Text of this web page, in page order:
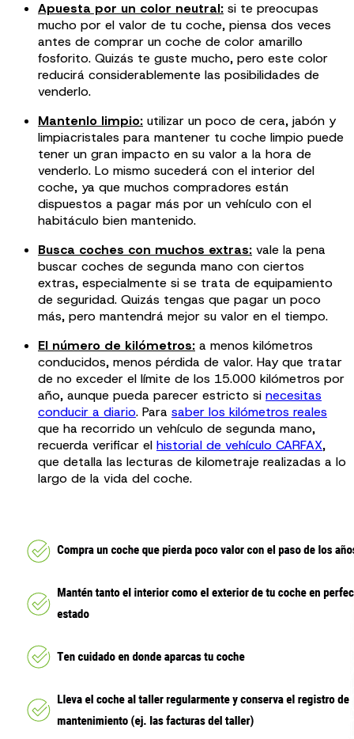
Apuesta por un color neutral: si te preocupas
mucho por el valor de tu coche, piensa dos veces
antes de comprar un coche de color amarillo
fosforito. Quizás te guste mucho, pero este color
reducirá considerablemente las posibilidades de
venderlo.
Mantenlo limpio: utilizar un poco de cera, jabón y
limpiacristales para mantener tu coche limpio puede
tener un gran impacto en su valor a la hora de
venderlo. Lo mismo sucederá con el interior del
coche, ya que muchos compradores están
dispuestos a pagar más por un vehículo con el
habitáculo bien mantenido.
Busca coches con muchos extras: vale la pena
buscar coches de segunda mano con ciertos
extras, especialmente si se trata de equipamiento
de seguridad. Quizás tengas que pagar un poco
más, pero mantendrá mejor su valor en el tiempo.
El número de kilómetros: a menos kilómetros
conducidos, menos pérdida de valor. Hay que tratar
de no exceder el límite de los 15.000 kilómetros por
año, aunque pueda parecer estricto si necesitas
conducir a diario. Para saber los kilómetros reales
que ha recorrido un vehículo de segunda mano,
recuerda verificar el historial de vehículo CARFAX,
que detalla las lecturas de kilometraje realizadas a lo
largo de la vida del coche.